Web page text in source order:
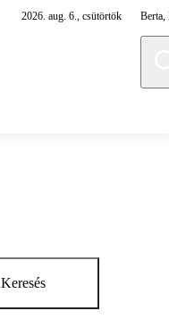
2026. aug. 6., csütörtök Berta,
Keresés